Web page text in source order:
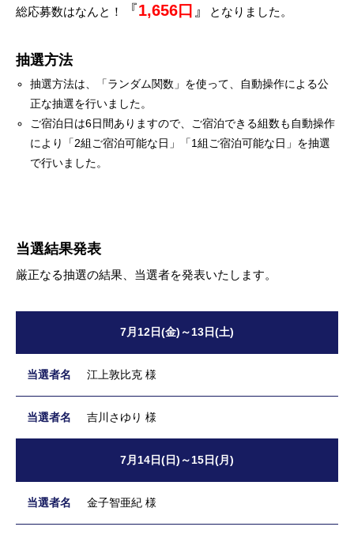
総応募数はなんと！ 『1,656口 』 となりました。
抽選方法
抽選方法は、「ランダム関数」を使って、自動操作による公
正な抽選を行いました。
ご宿泊日は6日間ありますので、ご宿泊できる組数も自動操作
により「2組ご宿泊可能な日」「1組ご宿泊可能な日」を抽選
で行いました。
当選結果発表
厳正なる抽選の結果、当選者を発表いたします。
7月12日(金)～13日(土)
江上敦比克 様
吉川さゆり 様
7月14日(日)～15日(月)
金子智亜紀 様